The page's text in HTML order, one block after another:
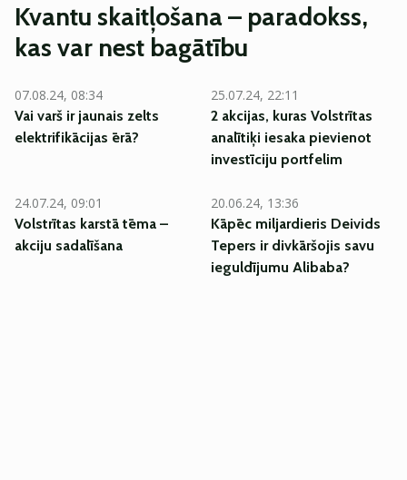
Kvantu skaitļošana – paradokss,
kas var nest bagātību
07.08.24, 08:34
Vai varš ir jaunais zelts
elektrifikācijas ērā?
25.07.24, 22:11
2 akcijas, kuras Volstrītas
analītiķi iesaka pievienot
investīciju portfelim
24.07.24, 09:01
Volstrītas karstā tēma –
akciju sadalīšana
20.06.24, 13:36
Kāpēc miljardieris Deivids
Tepers ir divkāršojis savu
ieguldījumu Alibaba?